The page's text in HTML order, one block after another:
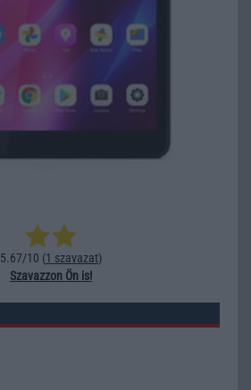
5.67/10 (1 szavazat)
Szavazzon Ön is!